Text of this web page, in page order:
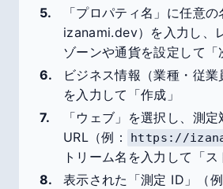
「プロパティ名」に任意の
izanami.dev）を入力し、
ゾーンや通貨を設定して「
ビジネス情報（業種・従業
を入力して「作成」
「ウェブ」を選択し、測定
URL（例：
https://
トリーム名を入力して「ス
表示された「測定 ID」（例